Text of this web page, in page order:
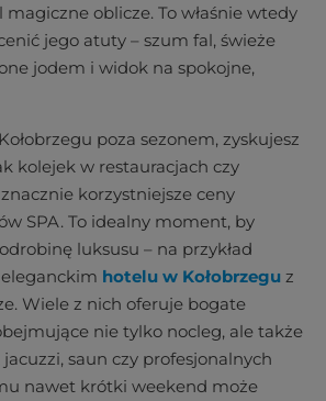
oblicze. To właśnie wtedy
jego atuty – szum fal, świeże
jodem i widok na spokojne,
poza sezonem, zyskujesz
kolejek w restauracjach czy
korzystniejsze ceny
SPA. To idealny moment, by
luksusu – na przykład
hotelu w Kołobrzegu z
Wiele z nich oferuje bogate
nie tylko nocleg, ale także
saun czy profesjonalnych
nawet krótki weekend może